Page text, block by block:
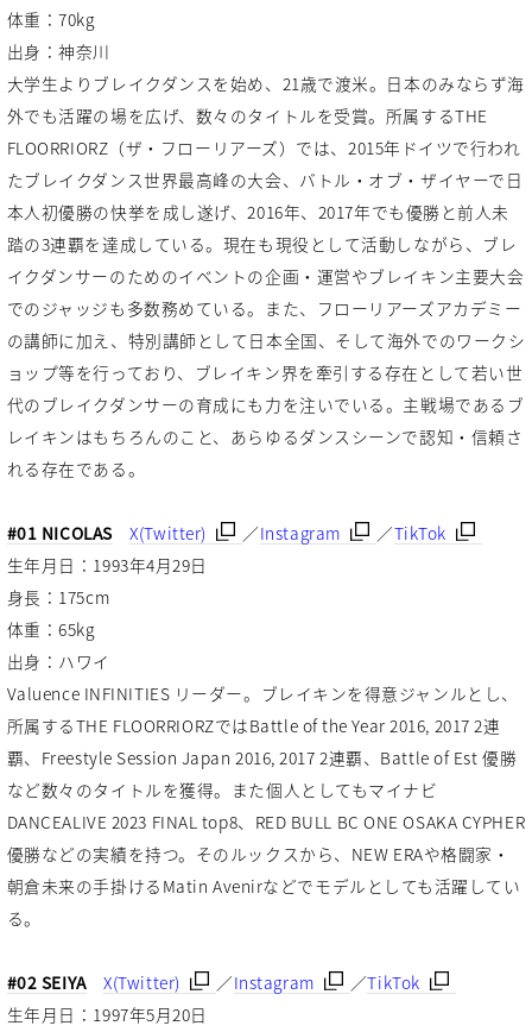
体重：70kg
出身：神奈川
大学生よりブレイクダンスを始め、21歳で渡米。日本のみならず海
外でも活躍の場を広げ、数々のタイトルを受賞。所属するTHE
FLOORRIORZ（ザ・フローリアーズ）では、2015年ドイツで行われ
たブレイクダンス世界最高峰の大会、バトル・オブ・ザイヤーで日
本人初優勝の快挙を成し遂げ、2016年、2017年でも優勝と前人未
踏の3連覇を達成している。現在も現役として活動しながら、ブレ
イクダンサーのためのイベントの企画・運営やブレイキン主要大会
でのジャッジも多数務めている。また、フローリアーズアカデミー
の講師に加え、特別講師として日本全国、そして海外でのワークシ
ョップ等を行っており、ブレイキン界を牽引する存在として若い世
代のブレイクダンサーの育成にも力を注いでいる。主戦場であるブ
レイキンはもちろんのこと、あらゆるダンスシーンで認知・信頼さ
れる存在である。
#01 NICOLAS X(Twitter) ／Instagram ／TikTok
生年月日：1993年4月29日
身長：175cm
体重：65kg
出身：ハワイ
Valuence INFINITIES リーダー。ブレイキンを得意ジャンルとし、
所属するTHE FLOORRIORZではBattle of the Year 2016, 2017 2連
覇、Freestyle Session Japan 2016, 2017 2連覇、Battle of Est 優勝
など数々のタイトルを獲得。また個人としてもマイナビ
DANCEALIVE 2023 FINAL top8、RED BULL BC ONE OSAKA CYPHER
優勝などの実績を持つ。そのルックスから、NEW ERAや格闘家・
朝倉未来の手掛けるMatin Avenirなどでモデルとしても活躍してい
る。
#02 SEIYA X(Twitter) ／Instagram ／TikTok
生年月日：1997年5月20日